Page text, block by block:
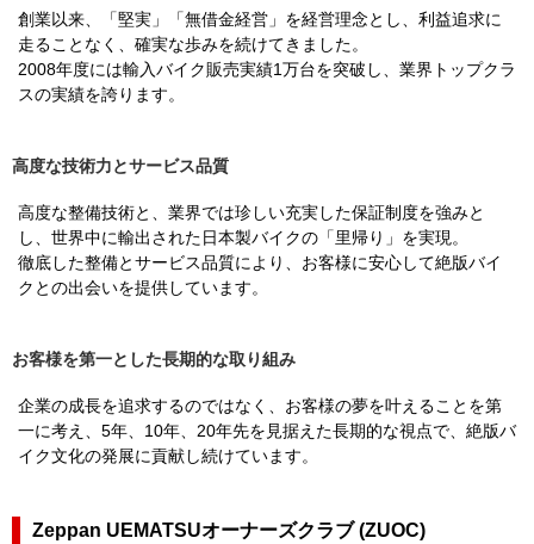
創業以来、「堅実」「無借金経営」を経営理念とし、利益追求に
走ることなく、確実な歩みを続けてきました。
2008年度には輸入バイク販売実績1万台を突破し、業界トップクラ
スの実績を誇ります。
高度な技術力とサービス品質
高度な整備技術と、業界では珍しい充実した保証制度を強みと
し、世界中に輸出された日本製バイクの「里帰り」を実現。
徹底した整備とサービス品質により、お客様に安心して絶版バイ
クとの出会いを提供しています。
お客様を第一とした長期的な取り組み
企業の成長を追求するのではなく、お客様の夢を叶えることを第
一に考え、5年、10年、20年先を見据えた長期的な視点で、絶版バ
イク文化の発展に貢献し続けています。
Zeppan UEMATSUオーナーズクラブ (ZUOC)